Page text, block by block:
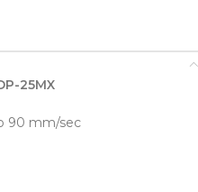
25MX
90 mm/sec